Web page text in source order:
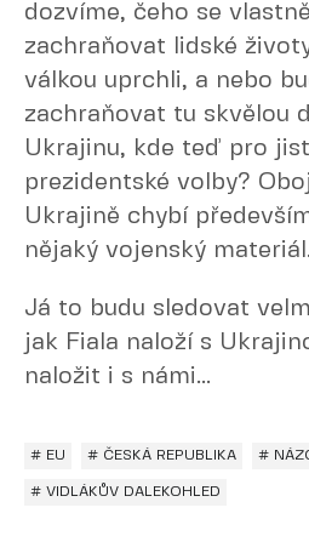
dozvíme, čeho se
zachraňovat lidské
válkou uprchli, a nebo
zachraňovat tu skvělou
Ukrajinu, kde teď pro
prezidentské volby?
Ukrajině chybí
nějaký vojenský materiál.
Já to budu sledovat
jak Fiala naloží s
naložit i s námi...
# EU # ČESKÁ REPUBLIKA #
# VIDLÁKŮV DALEKOHLED